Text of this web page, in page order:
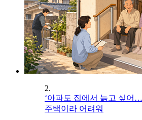
2.
‘아파도 집에서 늙고 싶어
주택이라 어려워